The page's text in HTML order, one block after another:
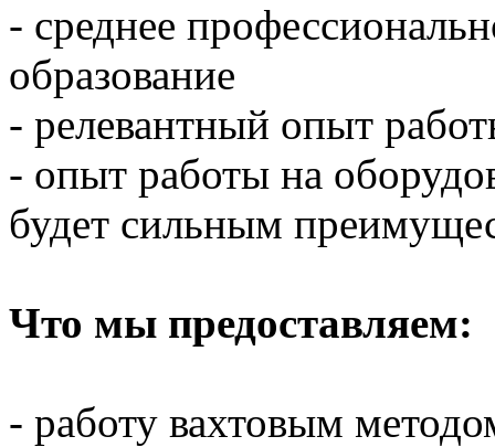
- среднее
образование
- релевантный опыт
- опыт работы на
будет сильным
Что мы предоставляем:
- работу вахтовым